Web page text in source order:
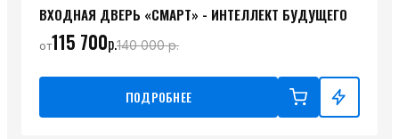
ВХОДНАЯ ДВЕРЬ «СМАРТ» - ИНТЕЛЛЕКТ БУДУЩЕГО
от115 700р.140 000р.
ПОДРОБНЕЕ